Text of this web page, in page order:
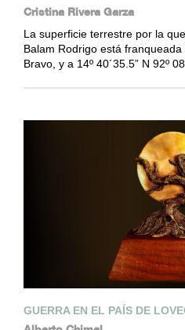
Cristina Rivera Garza
La superficie terrestre por la
Balam Rodrigo está
Bravo, y a 14º 40´35.5” N 92º
GUERRA EN EL PAÍS DE